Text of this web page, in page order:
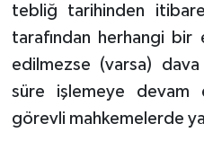
tebliğ tarihinden
tarafından herhangi
edilmezse (varsa)
süre işlemeye
görevli mahkemelerde